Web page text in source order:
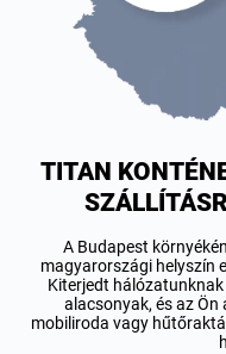
TITAN
A Budapest
magyarországi helyszín
Kiterjedt
alacsonyak, és az
mobiliroda vagy